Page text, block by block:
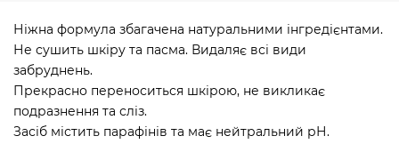
Ніжна формула збагачена натуральними інгредієнтами.
Не сушить шкіру та пасма. Видаляє всі види
забруднень.
Прекрасно переноситься шкірою, не викликає
подразнення та сліз.
Засіб містить парафінів та має нейтральний рН.